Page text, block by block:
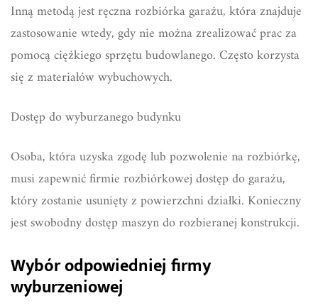
Inną metodą jest ręczna rozbiórka garażu, która znajduje
zastosowanie wtedy, gdy nie można zrealizować prac za
pomocą ciężkiego sprzętu budowlanego. Często korzysta
się z materiałów wybuchowych.
Dostęp do wyburzanego budynku
Osoba, która uzyska zgodę lub pozwolenie na rozbiórkę,
musi zapewnić firmie rozbiórkowej dostęp do garażu,
który zostanie usunięty z powierzchni działki. Konieczny
jest swobodny dostęp maszyn do rozbieranej konstrukcji.
Wybór odpowiedniej firmy
wyburzeniowej